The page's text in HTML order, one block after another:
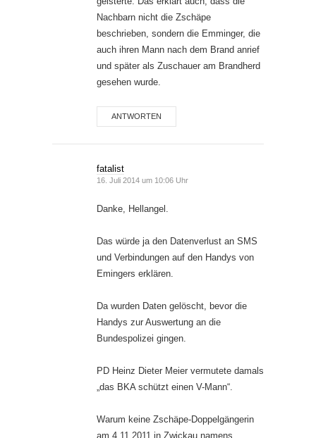
Nachbarn nicht die Zschäpe
beschrieben, sondern die Emminger, die
auch ihren Mann nach dem Brand anrief
und später als Zuschauer am Brandherd
gesehen wurde.
ANTWORTEN
fatalist
16. Juli 2014 um 10:06 Uhr
Danke, Hellangel.
Das würde ja den Datenverlust an SMS
und Verbindungen auf den Handys von
Emingers erklären.
Da wurden Daten gelöscht, bevor die
Handys zur Auswertung an die
Bundespolizei gingen.
PD Heinz Dieter Meier vermutete damals
„das BKA schützt einen V-Mann“.
Warum keine Zschäpe-Doppelgängerin
am 4.11.2011 in Zwickau namens